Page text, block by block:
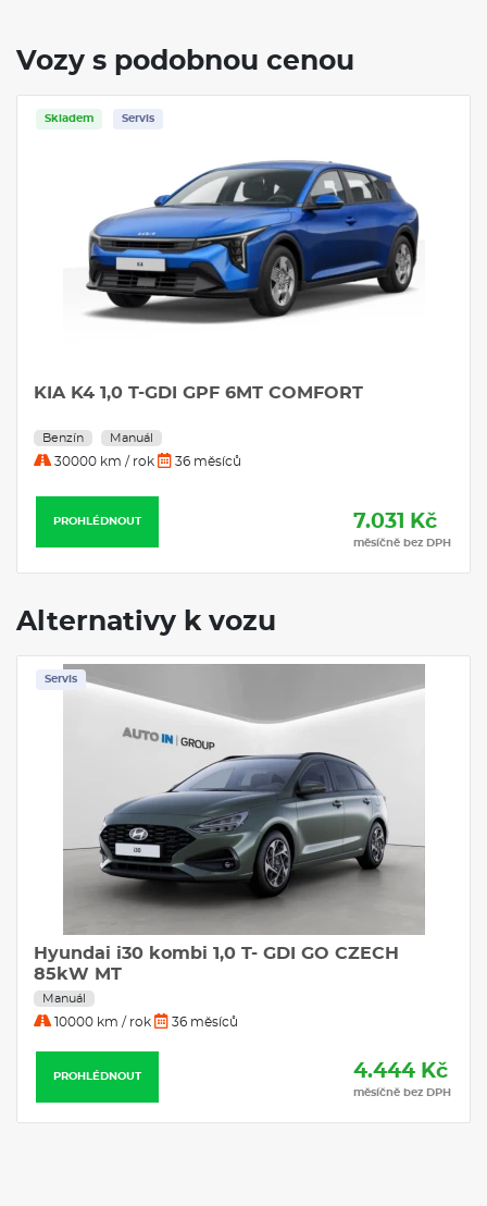
Vozy s podobnou cenou
Skladem Servis
KIA K4 1,0 T-GDI GPF 6MT COMFORT
Benzín Manuál
30000 km / rok 36 měsíců
PROHLÉDNOUT 7.031 Kč
měsíčně bez DPH
Alternativy k vozu
Servis
Hyundai i30 kombi 1,0 T- GDI GO CZECH
85kW MT
Manuál
10000 km / rok 36 měsíců
PROHLÉDNOUT 4.444 Kč
měsíčně bez DPH